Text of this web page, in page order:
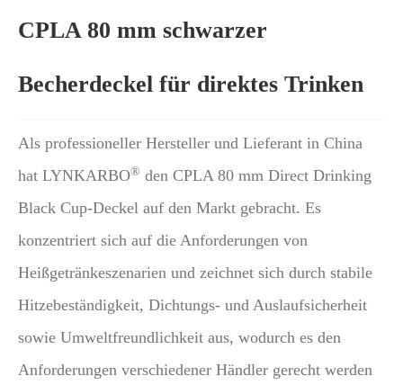
CPLA 80 mm schwarzer
Becherdeckel für direktes Trinken
Als professioneller Hersteller und Lieferant in China
hat LYNKARBO® den CPLA 80 mm Direct Drinking
Black Cup-Deckel auf den Markt gebracht. Es
konzentriert sich auf die Anforderungen von
Heißgetränkeszenarien und zeichnet sich durch stabile
Hitzebeständigkeit, Dichtungs- und Auslaufsicherheit
sowie Umweltfreundlichkeit aus, wodurch es den
Anforderungen verschiedener Händler gerecht werden